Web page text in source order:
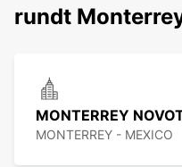
rundt
MONTERREY
MONTERREY - MEXICO